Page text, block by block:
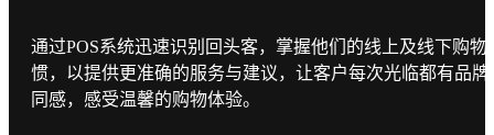
通过POS系统迅速识别回头客，掌握他们的线上及线下购物
惯，以提供更准确的服务与建议，让客户每次光临都有品牌
同感，感受温馨的购物体验。